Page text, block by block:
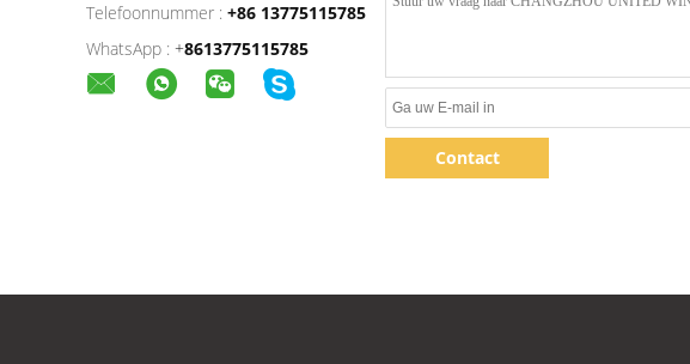
Telefoonnummer : +86 13775115785
WhatsApp : +8613775115785
Contact